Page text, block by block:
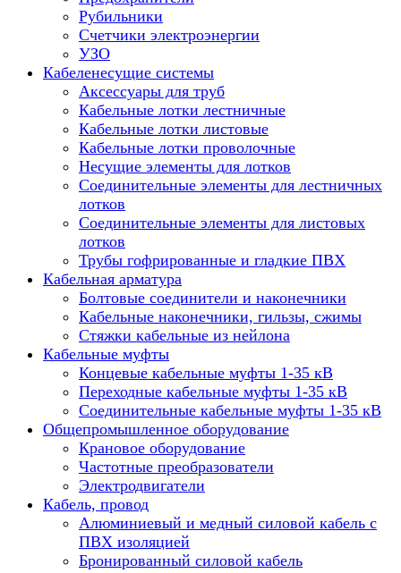
Рубильники
Счетчики электроэнергии
УЗО
Кабеленесущие системы
Аксессуары для труб
Кабельные лотки лестничные
Кабельные лотки листовые
Кабельные лотки проволочные
Несущие элементы для лотков
Соединительные элементы для лестничных
лотков
Соединительные элементы для листовых
лотков
Трубы гофрированные и гладкие ПВХ
Кабельная арматура
Болтовые соединители и наконечники
Кабельные наконечники, гильзы, сжимы
Стяжки кабельные из нейлона
Кабельные муфты
Концевые кабельные муфты 1-35 кВ
Переходные кабельные муфты 1-35 кВ
Соединительные кабельные муфты 1-35 кВ
Общепромышленное оборудование
Крановое оборудование
Частотные преобразователи
Электродвигатели
Кабель, провод
Алюминиевый и медный силовой кабель с
ПВХ изоляцией
Бронированный силовой кабель